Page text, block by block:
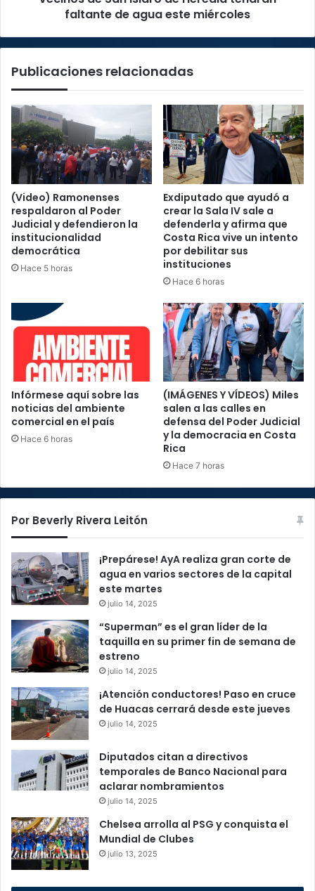
faltante de agua este miércoles
Publicaciones relacionadas
(Video) Ramonenses
respaldaron al Poder
Judicial y defendieron la
institucionalidad
democrática
Hace 5 horas
Exdiputado que ayudó a
crear la Sala IV sale a
defenderla y afirma que
Costa Rica vive un intento
por debilitar sus
instituciones
Hace 6 horas
Infórmese aquí sobre las
noticias del ambiente
comercial en el país
Hace 6 horas
(IMÁGENES Y VÍDEOS) Miles
salen a las calles en
defensa del Poder Judicial
y la democracia en Costa
Rica
Hace 7 horas
Por Beverly Rivera Leitón
¡Prepárese! AyA realiza gran corte de
agua en varios sectores de la capital
este martes
julio 14, 2025
“Superman” es el gran líder de la
taquilla en su primer fin de semana de
estreno
julio 14, 2025
¡Atención conductores! Paso en cruce
de Huacas cerrará desde este jueves
julio 14, 2025
Diputados citan a directivos
temporales de Banco Nacional para
aclarar nombramientos
julio 14, 2025
Chelsea arrolla al PSG y conquista el
Mundial de Clubes
julio 13, 2025